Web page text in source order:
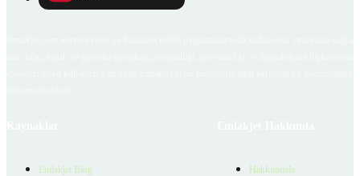
Emlakjet Blog Hakkımızda